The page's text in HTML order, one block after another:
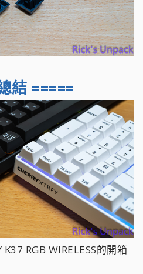
結 =====
K37 RGB WIRELESS的開箱